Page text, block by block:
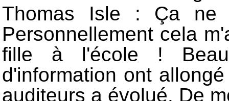
Thomas Isle : Ça ne
Personnellement cela
fille à l'école !
d'information ont
auditeurs a évolué. De